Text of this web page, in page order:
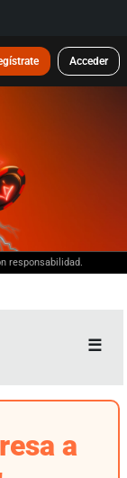
Acceder
responsabilidad.
a